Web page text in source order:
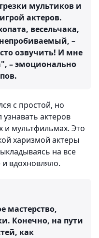
мультиков и
актеров.
весельчака,
–
озвучить! И мне
– эмоционально
с простой, но
актеров
и мультфильмах. Это
харизмой актеры
на все
вдохновляло.
мастерство,
Конечно, на пути
как